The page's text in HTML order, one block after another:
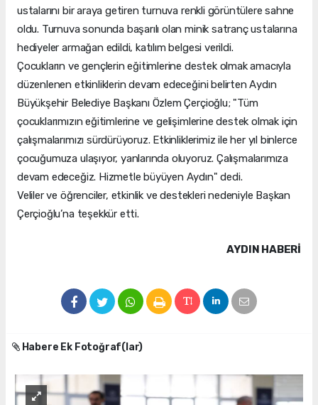
ustalarını bir araya getiren turnuva renkli görüntülere sahne
oldu. Turnuva sonunda başarılı olan minik satranç ustalarına
hediyeler armağan edildi, katılım belgesi verildi.
Çocukların ve gençlerin eğitimlerine destek olmak amacıyla
düzenlenen etkinliklerin devam edeceğini belirten Aydın
Büyükşehir Belediye Başkanı Özlem Çerçioğlu; "Tüm
çocuklarımızın eğitimlerine ve gelişimlerine destek olmak için
çalışmalarımızı sürdürüyoruz. Etkinliklerimiz ile her yıl binlerce
çocuğumuza ulaşıyor, yanlarında oluyoruz. Çalışmalarımıza
devam edeceğiz. Hizmetle büyüyen Aydın" dedi.
Veliler ve öğrenciler, etkinlik ve destekleri nedeniyle Başkan
Çerçioğlu’na teşekkür etti.
AYDIN HABERİ
Habere Ek Fotoğraf(lar)